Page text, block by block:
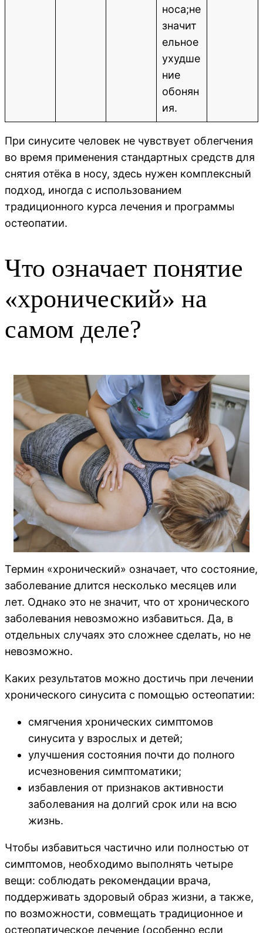
носа;не
значит
ельное
ухудше
ние
обонян
ия.
При синусите человек не чувствует облегчения
во время применения стандартных средств для
снятия отёка в носу, здесь нужен комплексный
подход, иногда с использованием
традиционного курса лечения и программы
остеопатии.
Что означает понятие
«хронический» на
самом деле?
Термин «хронический» означает, что состояние,
заболевание длится несколько месяцев или
лет. Однако это не значит, что от хронического
заболевания невозможно избавиться. Да, в
отдельных случаях это сложнее сделать, но не
невозможно.
Каких результатов можно достичь при лечении
хронического синусита с помощью остеопатии:
смягчения хронических симптомов
синусита у взрослых и детей;
улучшения состояния почти до полного
исчезновения симптоматики;
избавления от признаков активности
заболевания на долгий срок или на всю
жизнь.
Чтобы избавиться частично или полностью от
симптомов, необходимо выполнять четыре
вещи: соблюдать рекомендации врача,
поддерживать здоровый образ жизни, а также,
по возможности, совмещать традиционное и
остеопатическое лечение (особенно если